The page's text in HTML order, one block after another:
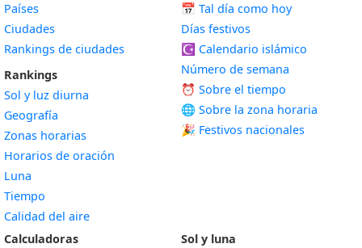
Países
Ciudades
Rankings de ciudades
Rankings
Sol y luz diurna
Geografía
Zonas horarias
Horarios de oración
Luna
Tiempo
Calidad del aire
📅 Tal día como hoy
Días festivos
☪️ Calendario islámico
Número de semana
⏰ Sobre el tiempo
🌐 Sobre la zona horaria
🎉 Festivos nacionales
Calculadoras
Sol y luna